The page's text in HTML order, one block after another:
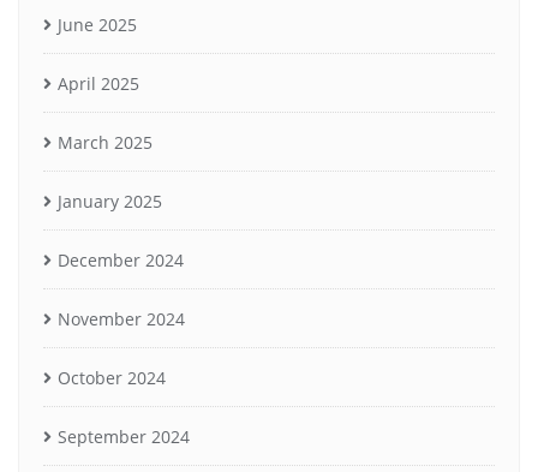
June 2025
April 2025
March 2025
January 2025
December 2024
November 2024
October 2024
September 2024